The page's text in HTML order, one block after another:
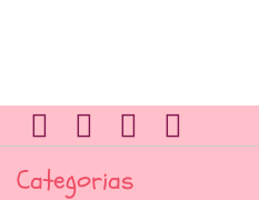
Categorias